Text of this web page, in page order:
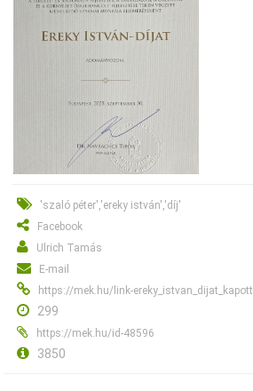
'szaló péter','ereky istván','díj'
Facebook
Ulrich Tamás
E-mail
https://mek.hu/link-ereky_istvan_dijat_kapott_
299
https://mek.hu/id-48596
3850